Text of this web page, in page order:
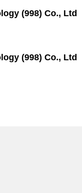
(998) Co., Ltd
(998) Co., Ltd